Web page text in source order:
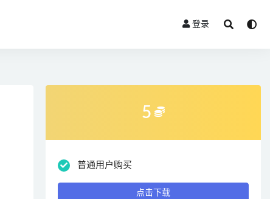
登录
5
普通用户购买
点击下载